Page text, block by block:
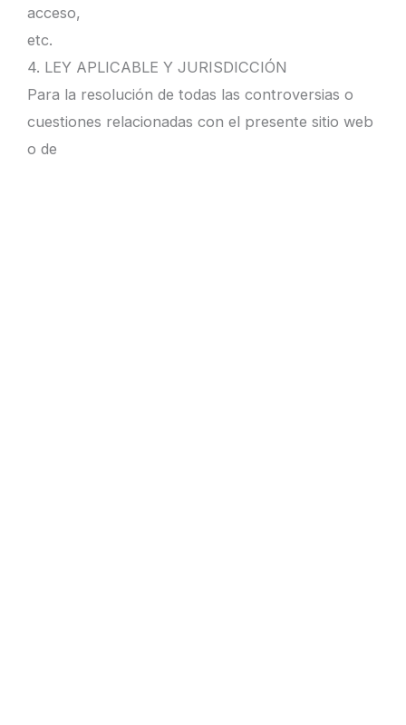
acceso,
etc.
4. LEY APLICABLE Y JURISDICCIÓN
Para la resolución de todas las controversias o
cuestiones relacionadas con el presente sitio web
o de